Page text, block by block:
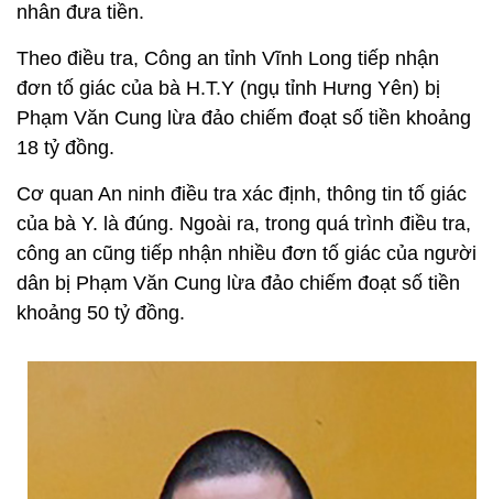
nhân đưa tiền.
Theo điều tra, Công an tỉnh Vĩnh Long tiếp nhận
đơn tố giác của bà H.T.Y (ngụ tỉnh Hưng Yên) bị
Phạm Văn Cung lừa đảo chiếm đoạt số tiền khoảng
18 tỷ đồng.
Cơ quan An ninh điều tra xác định, thông tin tố giác
của bà Y. là đúng. Ngoài ra, trong quá trình điều tra,
công an cũng tiếp nhận nhiều đơn tố giác của người
dân bị Phạm Văn Cung lừa đảo chiếm đoạt số tiền
khoảng 50 tỷ đồng.